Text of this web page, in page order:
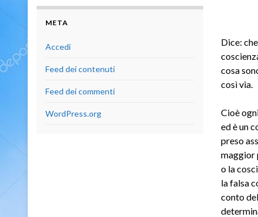
Dice:
cosa
così via.
Cioè
ed è un
preso
maggior
o la
la falsa
conto
META
Accedi
Feed dei contenuti
Feed dei commenti
WordPress.org